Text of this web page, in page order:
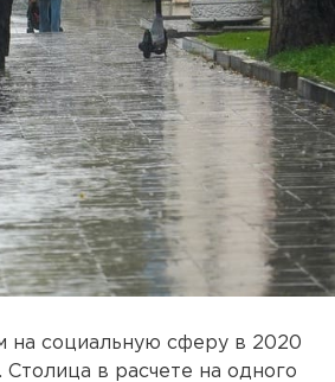
на социальную сферу в 2020
Столица в расчете на одного